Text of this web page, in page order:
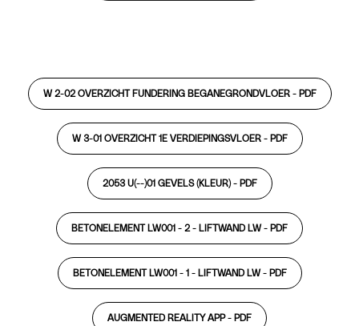
W 2-02 OVERZICHT FUNDERING BEGANEGRONDVLOER - PDF
W 3-01 OVERZICHT 1E VERDIEPINGSVLOER - PDF
2053 U(--)01 GEVELS (KLEUR) - PDF
BETONELEMENT LW001 - 2 - LIFTWAND LW - PDF
BETONELEMENT LW001 - 1 - LIFTWAND LW - PDF
AUGMENTED REALITY APP - PDF